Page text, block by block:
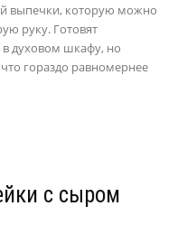
выпечки, которую можно
руку. Готовят
духовом шкафу, но
гораздо равномернее
с сыром